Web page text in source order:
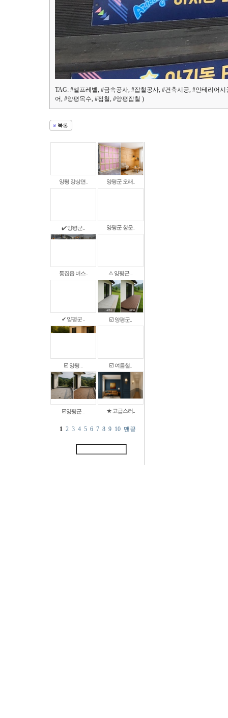
TAG: #셀프레벨, #금속공사, #잡철공사, #건축시공, #인테리어
어, #양평목수, #접철, #양평잡철 )
양평 강상면.. 양평군 오래..
✔️ 양평군.. 양평군 청운..
통집읍 버스.. ⚠ 양평군 ..
✔ 양평군 .. ☑️ 양평군..
☑️ 양평 .. ☑️ 여름철..
☑️양평군 .. ★ 고급스러..
1 2 3 4 5 6 7 8 9 10 맨끝